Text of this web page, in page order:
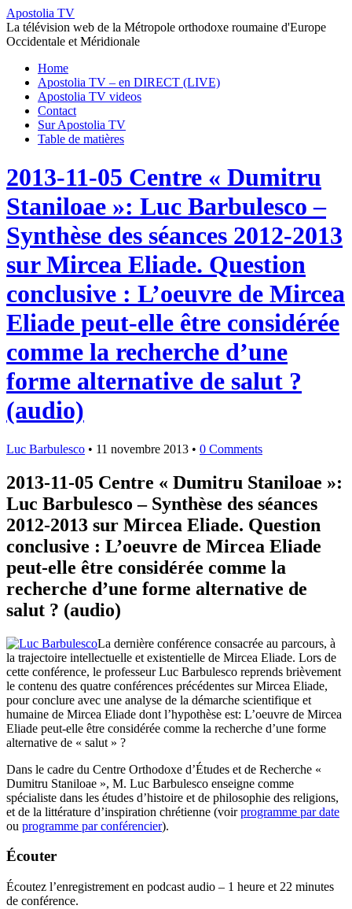
Apostolia TV
La télévision web de la Métropole orthodoxe roumaine d'Europe
Occidentale et Méridionale
Home
Apostolia TV – en DIRECT (LIVE)
Apostolia TV videos
Contact
Sur Apostolia TV
Table de matières
2013-11-05 Centre « Dumitru
Staniloae »: Luc Barbulesco –
Synthèse des séances 2012-2013
sur Mircea Eliade. Question
conclusive : L’oeuvre de Mircea
Eliade peut-elle être considérée
comme la recherche d’une
forme alternative de salut ?
(audio)
Luc Barbulesco • 11 novembre 2013 • 0 Comments
2013-11-05 Centre « Dumitru Staniloae »:
Luc Barbulesco – Synthèse des séances
2012-2013 sur Mircea Eliade. Question
conclusive : L’oeuvre de Mircea Eliade
peut-elle être considérée comme la
recherche d’une forme alternative de
salut ? (audio)
La dernière conférence consacrée au parcours, à
la trajectoire intellectuelle et existentielle de Mircea Eliade. Lors de
cette conférence, le professeur Luc Barbulesco reprends brièvement
le contenu des quatre conférences précédentes sur Mircea Eliade,
pour conclure avec une analyse de la démarche scientifique et
humaine de Mircea Eliade dont l’hypothèse est: L’oeuvre de Mircea
Eliade peut-elle être considérée comme la recherche d’une forme
alternative de « salut » ?
Dans le cadre du Centre Orthodoxe d’Études et de Recherche «
Dumitru Staniloae », M. Luc Barbulesco enseigne comme
spécialiste dans les études d’histoire et de philosophie des religions,
et de la littérature d’inspiration chrétienne (voirprogramme par date
ou programme par conférencier).
Écouter
Écoutez l’enregistrement en podcast audio – 1 heure et 22 minutes
de conférence.